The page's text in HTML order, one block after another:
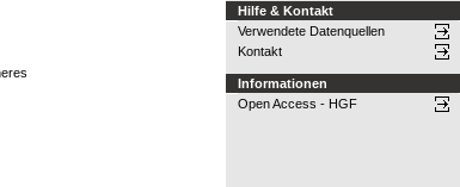
Hilfe & Kontakt
Verwendete Datenquellen
Kontakt
Informationen
Open Access - HGF